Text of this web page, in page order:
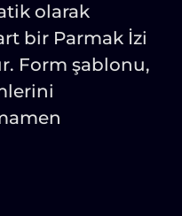
olarak
bir Parmak İzi
Form şablonu,